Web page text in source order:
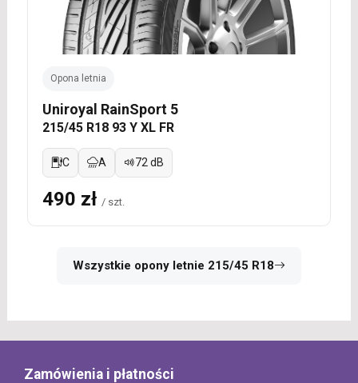
Opona letnia
Uniroyal RainSport 5
215/45 R18 93 Y XL FR
C A 72 dB
490 zł / szt.
Wszystkie opony letnie 215/45 R18
Zamówienia i płatności